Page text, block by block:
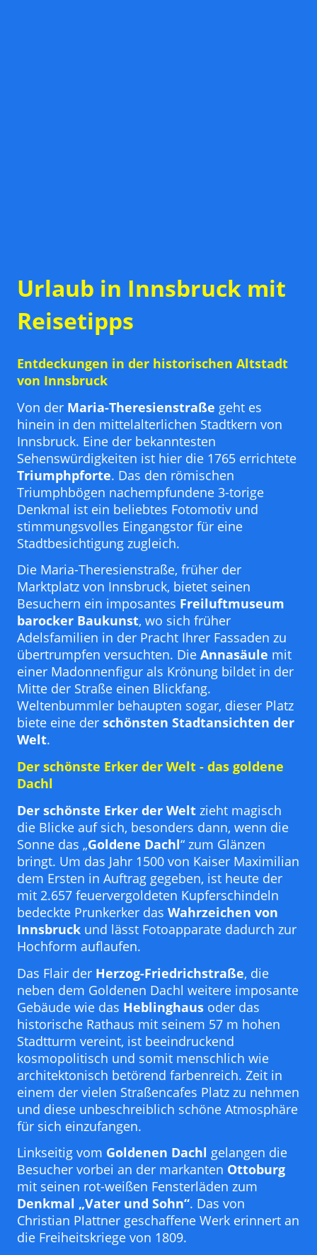
Urlaub in Innsbruck mit
Reisetipps
Entdeckungen in der historischen Altstadt
von Innsbruck
Von der Maria-Theresienstraße geht es
hinein in den mittelalterlichen Stadtkern von
Innsbruck. Eine der bekanntesten
Sehenswürdigkeiten ist hier die 1765 errichtete
Triumphpforte. Das den römischen
Triumphbögen nachempfundene 3-torige
Denkmal ist ein beliebtes Fotomotiv und
stimmungsvolles Eingangstor für eine
Stadtbesichtigung zugleich.
Die Maria-Theresienstraße, früher der
Marktplatz von Innsbruck, bietet seinen
Besuchern ein imposantes Freiluftmuseum
barocker Baukunst, wo sich früher
Adelsfamilien in der Pracht Ihrer Fassaden zu
übertrumpfen versuchten. Die Annasäule mit
einer Madonnenfigur als Krönung bildet in der
Mitte der Straße einen Blickfang.
Weltenbummler behaupten sogar, dieser Platz
biete eine der schönsten Stadtansichten der
Welt.
Der schönste Erker der Welt - das goldene
Dachl
Der schönste Erker der Welt zieht magisch
die Blicke auf sich, besonders dann, wenn die
Sonne das „Goldene Dachl“ zum Glänzen
bringt. Um das Jahr 1500 von Kaiser Maximilian
dem Ersten in Auftrag gegeben, ist heute der
mit 2.657 feuervergoldeten Kupferschindeln
bedeckte Prunkerker das Wahrzeichen von
Innsbruck und lässt Fotoapparate dadurch zur
Hochform auflaufen.
Das Flair der Herzog-Friedrichstraße, die
neben dem Goldenen Dachl weitere imposante
Gebäude wie das Heblinghaus oder das
historische Rathaus mit seinem 57 m hohen
Stadtturm vereint, ist beeindruckend
kosmopolitisch und somit menschlich wie
architektonisch betörend farbenreich. Zeit in
einem der vielen Straßencafes Platz zu nehmen
und diese unbeschreiblich schöne Atmosphäre
für sich einzufangen.
Linkseitig vom Goldenen Dachl gelangen die
Besucher vorbei an der markanten Ottoburg
mit seinen rot-weißen Fensterläden zum
Denkmal „Vater und Sohn“. Das von
Christian Plattner geschaffene Werk erinnert an
die Freiheitskriege von 1809.